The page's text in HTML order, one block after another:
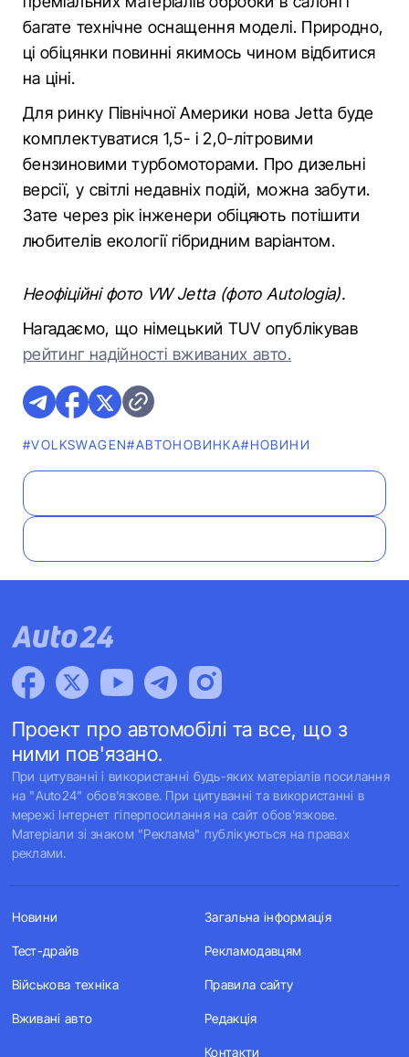
багате технічне оснащення моделі. Природно,
ці обіцянки повинні якимось чином відбитися
на ціні.
Для ринку Північної Америки нова Jetta буде
комплектуватися 1,5- і 2,0-літровими
бензиновими турбомоторами. Про дизельні
версії, у світлі недавніх подій, можна забути.
Зате через рік інженери обіцяють потішити
любителів екології гібридним варіантом.
Неофіційні фото VW Jetta (фото Autologia).
Нагадаємо, що німецький TUV опублікував
рейтинг надійності вживаних авто.
#VOLKSWAGEN#АВТОНОВИНКА#НОВИНИ
Проект про автомобілі та все, що з
ними пов'язано.
При цитуванні і використанні будь-яких матеріалів посилання
на "Auto24" обов'язкове. При цитуванні та використанні в
мережі Інтернет гіперпосилання на сайт обов'язкове.
Матеріали зі знаком "Реклама" публікуються на правах
реклами.
Новини
Тест-драйв
Військова техніка
Вживані авто
Загальна інформація
Рекламодавцям
Правила сайту
Редакція
Контакти